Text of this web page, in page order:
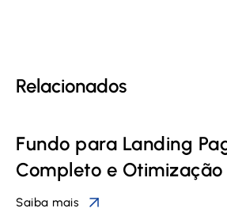
Relacionados
Fundo para Landing
Completo e Otimização
Saiba mais